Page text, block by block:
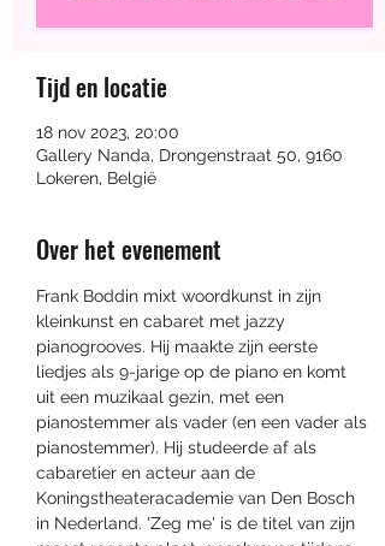
Nanda
Drongenstraat 50, 9160 Lokeren,
België
Tijd en locatie
18 nov 2023, 20:00
Gallery Nanda, Drongenstraat 50, 9160
Lokeren, België
Over het evenement
Frank Boddin mixt woordkunst in zijn
kleinkunst en cabaret met jazzy
pianogrooves. Hij maakte zijn eerste
liedjes als 9-jarige op de piano en komt
uit een muzikaal gezin, met een
pianostemmer als vader (en een vader als
pianostemmer). Hij studeerde af als
cabaretier en acteur aan de
Koningstheateracademie van Den Bosch
in Nederland. 'Zeg me' is de titel van zijn